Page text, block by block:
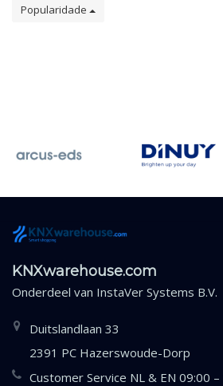
Popularidade
KNXwarehouse.com
Onderdeel van InstaVer Systems B.V.
Duitslandlaan 33
2391 PC Hazerswoude-Dorp
Customer Service NL & EN 09:00 –